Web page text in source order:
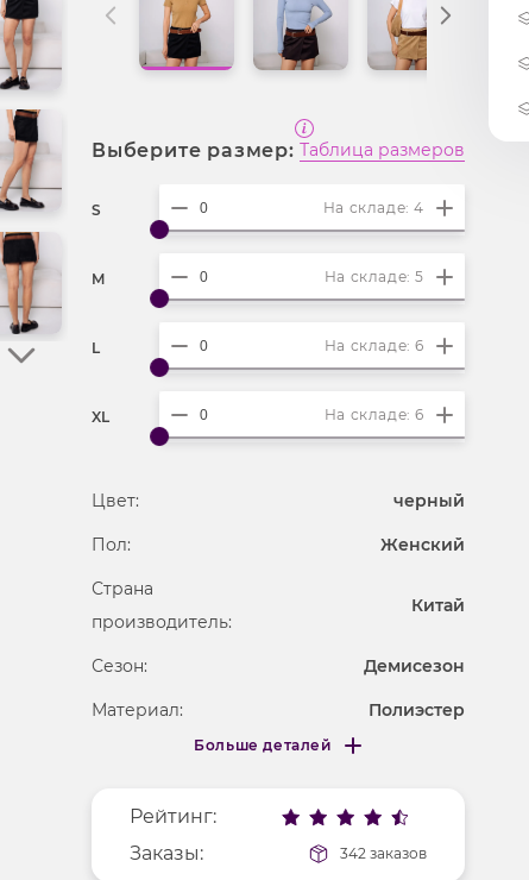
Выберите размер: Таблица размеров
S На складе: 4
M На складе: 5
L На складе: 6
XL На складе: 6
Цвет: черный
Пол: Женский
Страна
производитель:
Китай
Сезон: Демисезон
Материал:
Полиэстер
укороченный
Фактура материала
Больше деталей
Меньше деталей
Рейтинг:
Заказы:
342 заказов